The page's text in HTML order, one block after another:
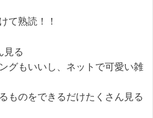
て熟読！！
見る
グもいいし、ネットで可愛い雑
ものをできるだけたくさん見る